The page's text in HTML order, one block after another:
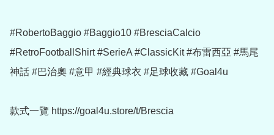
#RobertoBaggio #Baggio10 #BresciaCalcio
#RetroFootballShirt #SerieA #ClassicKit #布雷西亞 #馬尾
神話 #巴治奧 #意甲 #經典球衣 #足球收藏 #Goal4u
款式一覽 https://goal4u.store/t/Brescia